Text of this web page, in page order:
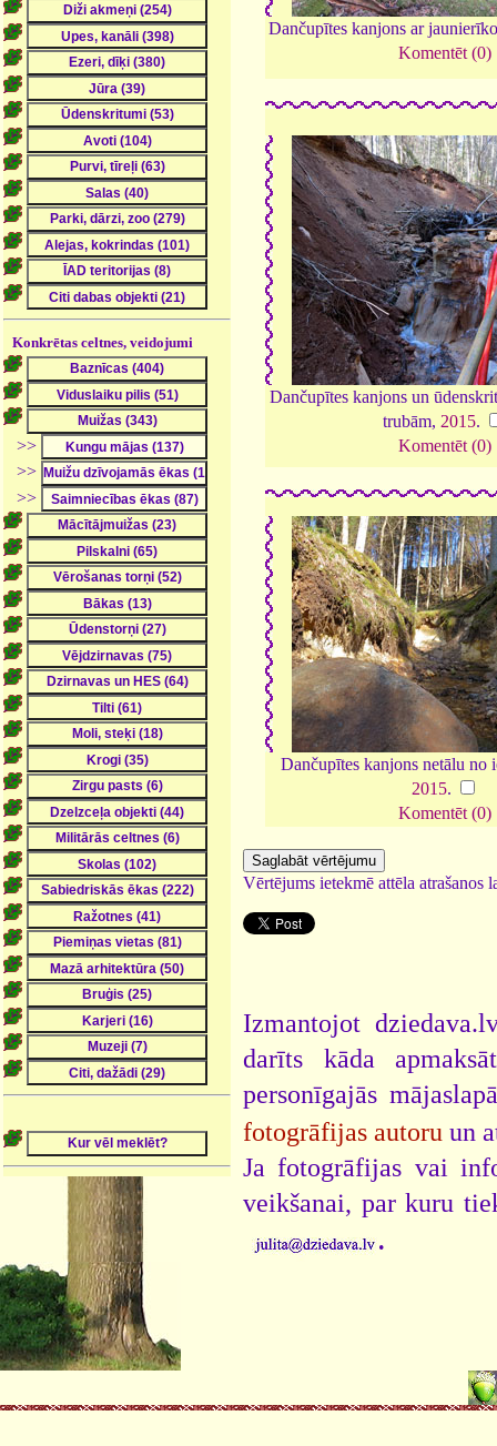
Konkrētas celtnes, veidojumi
>>
>>
>>
Dančupītes kanjons ar
Komentēt (0)
Dančupītes kanjons un
trubām, 2015.
Komentēt (0)
Dančupītes kanjons netālu no
2015.
Komentēt (0)
Vērtējums ietekmē attēla atrašanos
Izmantojot
darīts kāda
personīgajās
fotogrāfijas autoru un
Ja fotogrāfijas vai
veikšanai, par kuru
.